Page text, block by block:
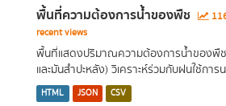
พื้นที่ความต้องการน้ำของพืช
recent views
พื้นที่แสดงปริมาณความต้องการน้ำของพื
และมันสำปะหลัง) วิเคราะห์ร่วมกับฝนใช้กา
HTML JSON CSV